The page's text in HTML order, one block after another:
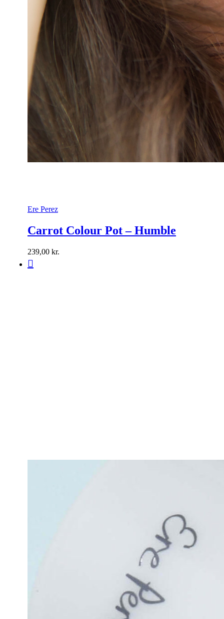
Ere Perez
Carrot Colour Pot – Humble
239,00 kr.